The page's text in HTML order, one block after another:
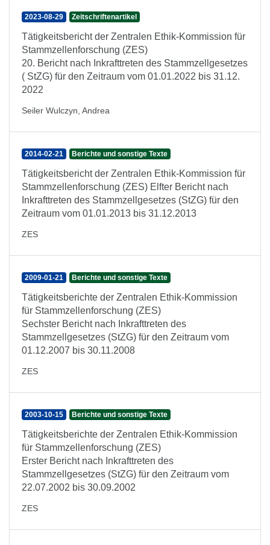
2023-08-29 Zeitschriftenartikel
Tätigkeitsbericht der Zentralen Ethik-Kommission für
Stammzellenforschung (ZES)
20. Bericht nach Inkrafttreten des Stammzellgesetzes
( StZG) für den Zeitraum vom 01.01.2022 bis 31.12.
2022
Seiler Wulczyn, Andrea
2014-02-21 Berichte und sonstige Texte
Tätigkeitsbericht der Zentralen Ethik-Kommission für
Stammzellenforschung (ZES) Elfter Bericht nach
Inkrafttreten des Stammzellgesetzes (StZG) für den
Zeitraum vom 01.01.2013 bis 31.12.2013
ZES
2009-01-21 Berichte und sonstige Texte
Tätigkeitsberichte der Zentralen Ethik-Kommission
für Stammzellenforschung (ZES)
Sechster Bericht nach Inkrafttreten des
Stammzellgesetzes (StZG) für den Zeitraum vom
01.12.2007 bis 30.11.2008
ZES
2003-10-15 Berichte und sonstige Texte
Tätigkeitsberichte der Zentralen Ethik-Kommission
für Stammzellenforschung (ZES)
Erster Bericht nach Inkrafttreten des
Stammzellgesetzes (StZG) für den Zeitraum vom
22.07.2002 bis 30.09.2002
ZES